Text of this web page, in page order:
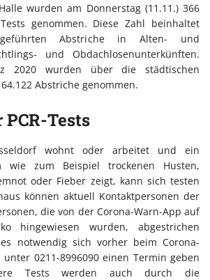
wurden am Donnerstag (11.11.) 366
genommen. Diese Zahl beinhaltet
Abstriche in Alten- und
und Obdachlosenunterkünften.
2020 wurden über die städtischen
Abstriche genommen.
Tests
wohnt oder arbeitet und ein
wie zum Beispiel trockenen Husten,
oder Fieber zeigt, kann sich testen
können aktuell Kontaktpersonen der
die von der Corona-Warn-App auf
hingewiesen wurden, abgestrichen
notwendig sich vorher beim Corona-
0211-8996090 einen Termin geben
Tests werden auch durch die